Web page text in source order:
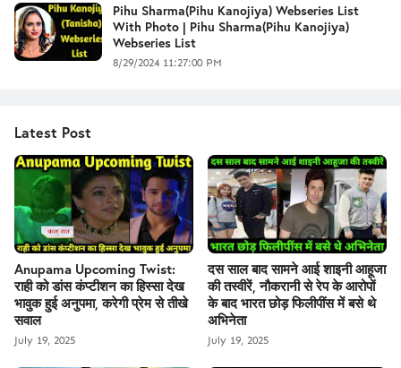
Pihu Sharma(Pihu Kanojiya) Webseries List
With Photo | Pihu Sharma(Pihu Kanojiya)
Webseries List
8/29/2024 11:27:00 PM
Latest Post
Anupama Upcoming Twist:
राही को डांस कंप्टीशन का हिस्सा देख
भावुक हुई अनुपमा, करेगी प्रेम से तीखे
सवाल
July 19, 2025
दस साल बाद सामने आई शाइनी आहूजा
की तस्वीरें, नौकरानी से रेप के आरोपों
के बाद भारत छोड़ फिलीपींस में बसे थे
अभिनेता
July 19, 2025